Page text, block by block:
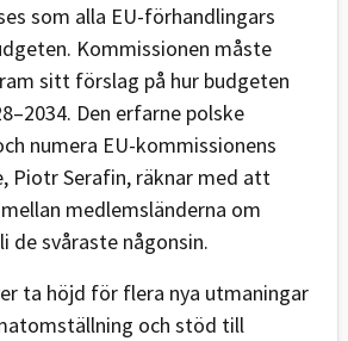
som alla EU-förhandlingars
Kommissionen måste
sitt förslag på hur budgeten
Den erfarne polske
numera EU-kommissionens
Piotr Serafin, räknar med att
medlemsländerna om
de svåraste någonsin.
ta höjd för flera nya utmaningar
och stöd till